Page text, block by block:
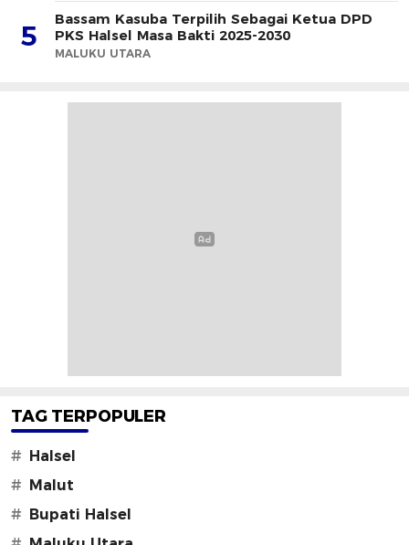
5
Bassam Kasuba Terpilih Sebagai Ketua DPD
PKS Halsel Masa Bakti 2025-2030
MALUKU UTARA
TAG TERPOPULER
#
Halsel
#
Malut
#
Bupati Halsel